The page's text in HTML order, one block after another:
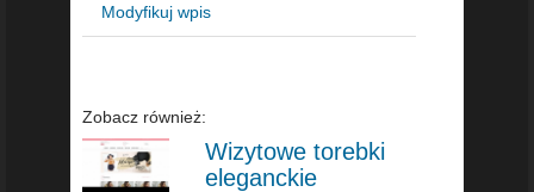
Modyfikuj wpis
Zobacz również:
Wizytowe torebki
eleganckie